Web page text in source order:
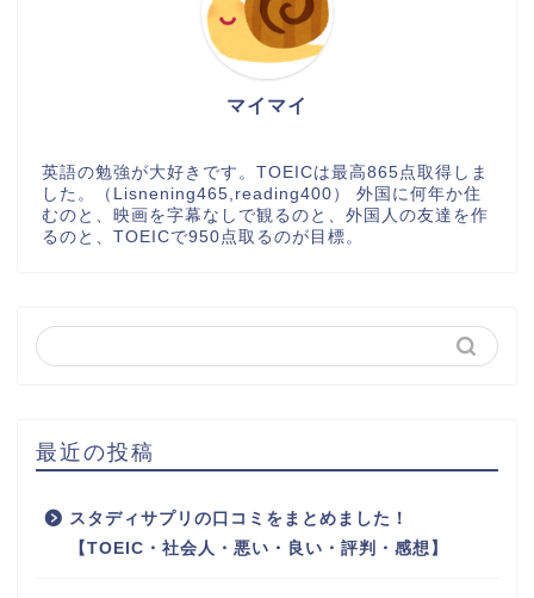
マイマイ
英語の勉強が大好きです。TOEICは最高865点取得しま
した。（Lisnening465,reading400） 外国に何年か住
むのと、映画を字幕なしで観るのと、外国人の友達を作
るのと、TOEICで950点取るのが目標。
最近の投稿
スタディサプリの口コミをまとめました！
【TOEIC・社会人・悪い・良い・評判・感想】